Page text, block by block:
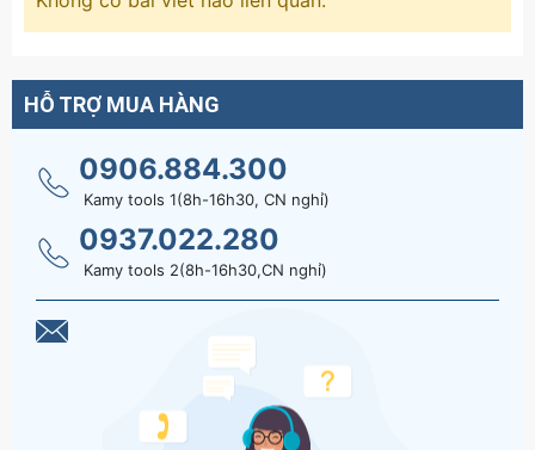
HỖ TRỢ MUA HÀNG
0906.884.300
Kamy tools 1(8h-16h30, CN nghỉ)
0937.022.280
Kamy tools 2(8h-16h30,CN nghỉ)